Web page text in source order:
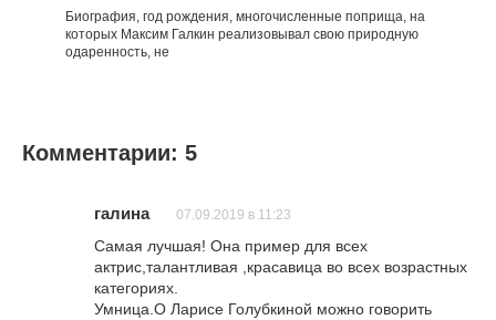
Биография, год рождения, многочисленные поприща, на
которых Максим Галкин реализовывал свою природную
одаренность, не
Комментарии: 5
галина 07.09.2019 в 11:23
Самая лучшая! Она пример для всех
актрис,талантливая ,красавица во всех возрастных
категориях.
Умница.О Ларисе Голубкиной можно говорить